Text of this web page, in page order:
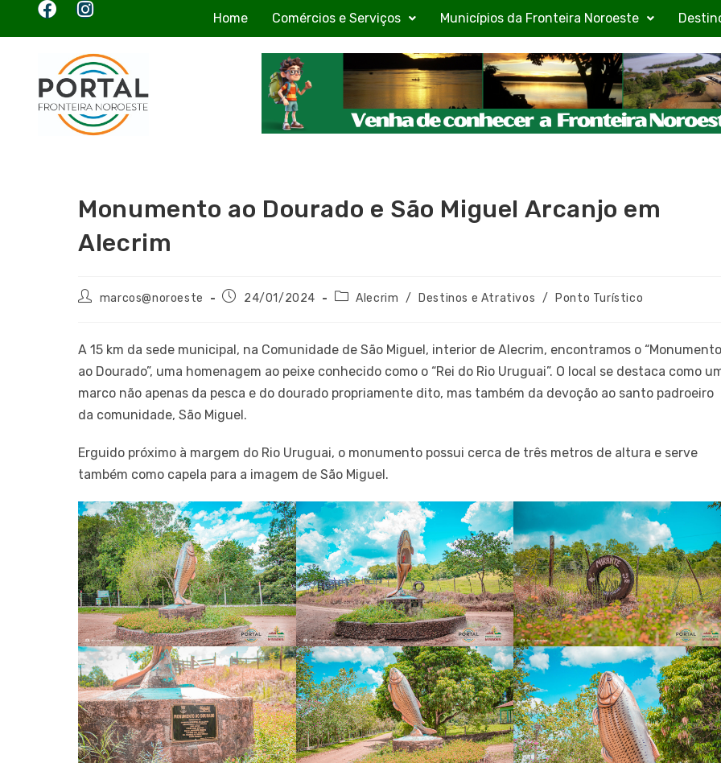
Home Comércios e Serviços Municípios da Fronteira Noroeste
Monumento ao Dourado e São Miguel Arcanjo em
Alecrim
marcos@noroeste 24/01/2024 Alecrim / Destinos e Atrativos / Ponto Turístico
A 15 km da sede municipal, na Comunidade de São Miguel, interior de Alecrim, encontramos o
ao Dourado”, uma homenagem ao peixe conhecido como o “Rei do Rio Uruguai”. O local se destaca como
marco não apenas da pesca e do dourado propriamente dito, mas também da devoção ao santo padroeiro
da comunidade, São Miguel.
Erguido próximo à margem do Rio Uruguai, o monumento possui cerca de três metros de altura e serve
também como capela para a imagem de São Miguel.